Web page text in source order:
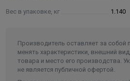
Вес в упаковке, кг 1.140
Производитель оставляет за собой
менять характеристики, внешний
товара и место его производства.
не является публичной офертой.